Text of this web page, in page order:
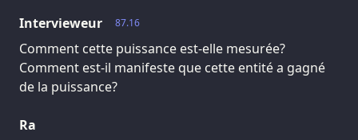
87.16
Intervieweur
Comment cette puissance est-elle mesurée?
Comment est-il manifeste que cette entité a gagné
de la puissance?
Ra